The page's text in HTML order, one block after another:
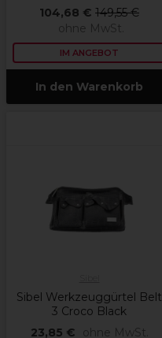
104,68 € 149,55 €
ohne MwSt.
IM ANGEBOT
In den Warenkorb
Sibel Werkzeuggürtel Belt
3 Croco Black
23,85 €
ohne MwSt.